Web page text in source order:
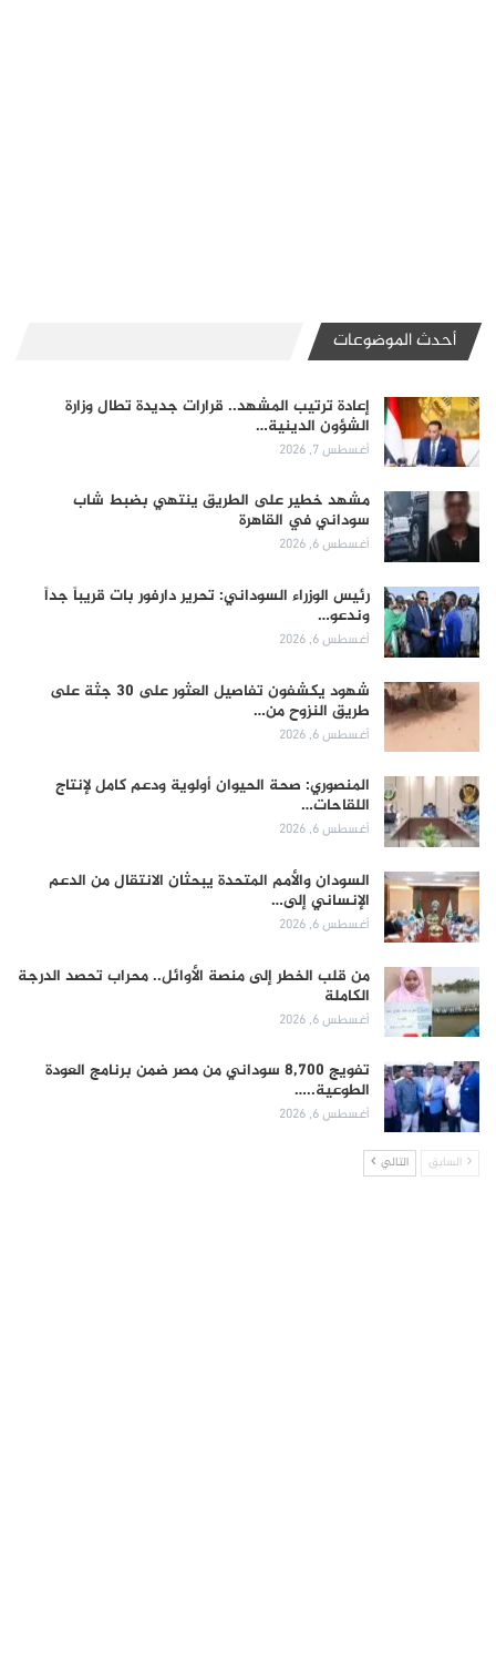
أحدث الموضوعات
إعادة ترتيب المشهد.. قرارات جديدة تطال وزارة
الشؤون الدينية…
أغسطس 7, 2026
مشهد خطير على الطريق ينتهي بضبط شاب
سوداني في القاهرة
أغسطس 6, 2026
رئيس الوزراء السوداني: تحرير دارفور بات قريباً جداً
وندعو…
أغسطس 6, 2026
شهود يكشفون تفاصيل العثور على 30 جثة على
طريق النزوح من…
أغسطس 6, 2026
المنصوري: صحة الحيوان أولوية ودعم كامل لإنتاج
اللقاحات…
أغسطس 6, 2026
السودان والأمم المتحدة يبحثان الانتقال من الدعم
الإنساني إلى…
أغسطس 6, 2026
من قلب الخطر إلى منصة الأوائل.. محراب تحصد الدرجة
الكاملة
أغسطس 6, 2026
تفويج 8,700 سوداني من مصر ضمن برنامج العودة
الطوعية..…
أغسطس 6, 2026
السابق التالي